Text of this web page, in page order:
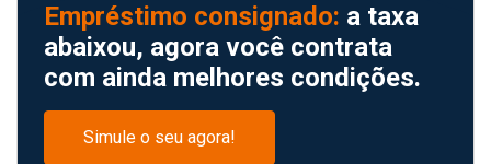
Empréstimo consignado: a taxa
abaixou, agora você contrata
com ainda melhores condições.
Simule o seu agora!